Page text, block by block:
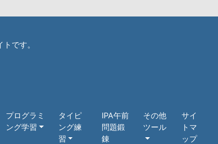
です。
プログラミ
ング学習
タイピ
ング練
習
IPA午前
問題鍛
錬
その他
ツール
サイ
トマ
ップ